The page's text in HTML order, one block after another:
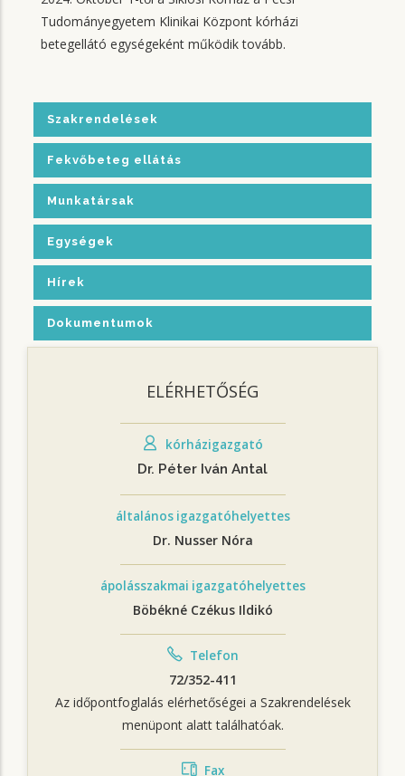
Tudományegyetem Klinikai Központ kórházi
betegellátó egységeként működik tovább.
Szakrendelések
Fekvőbeteg ellátás
Munkatársak
Egységek
Hírek
Dokumentumok
ELÉRHETŐSÉG
kórházigazgató
Dr. Péter Iván Antal
általános igazgatóhelyettes
Dr. Nusser Nóra
ápolásszakmai igazgatóhelyettes
Böbékné Czékus Ildikó
Telefon
72/352-411
Az időpontfoglalás elérhetőségei a Szakrendelések
menüpont alatt találhatóak.
Fax